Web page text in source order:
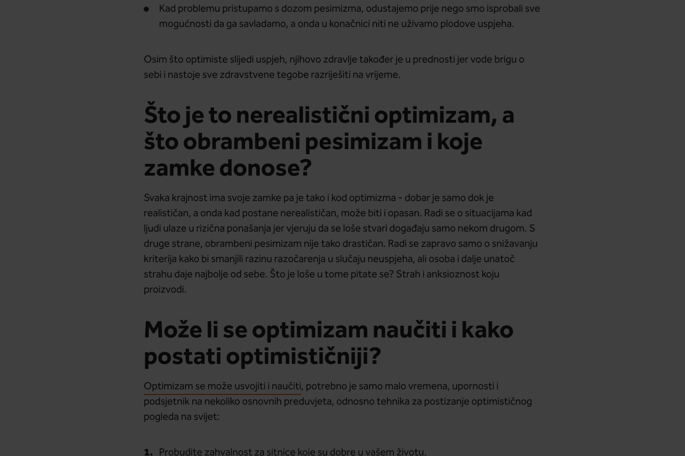
Kad problemu pristupamo s dozom pesimizma, odustajemo prije nego smo isprobali sve
mogućnosti da ga savladamo, a onda u konačnici niti ne uživamo plodove uspjeha.
Osim što optimiste slijedi uspjeh, njihovo zdravlje također je u prednosti jer vode brigu o
sebi i nastoje sve zdravstvene tegobe razriješiti na vrijeme.
Što je to nerealistični optimizam, a
što obrambeni pesimizam i koje
zamke donose?
Svaka krajnost ima svoje zamke pa je tako i kod optimizma - dobar je samo dok je
realističan, a onda kad postane nerealističan, može biti i opasan. Radi se o situacijama kad
ljudi ulaze u rizična ponašanja jer vjeruju da se loše stvari događaju samo nekom drugom. S
druge strane, obrambeni pesimizam nije tako drastičan. Radi se zapravo samo o snižavanju
kriterija kako bi smanjili razinu razočarenja u slučaju neuspjeha, ali osoba i dalje unatoč
strahu daje najbolje od sebe. Što je loše u tome pitate se? Strah i anksioznost koju
proizvodi.
Može li se optimizam naučiti i kako
postati optimističniji?
Optimizam se može usvojiti i naučiti, potrebno je samo malo vremena, upornosti i
podsjetnik na nekoliko osnovnih preduvjeta, odnosno tehnika za postizanje optimističnog
pogleda na svijet:
Probudite zahvalnost za sitnice koje su dobre u vašem životu.